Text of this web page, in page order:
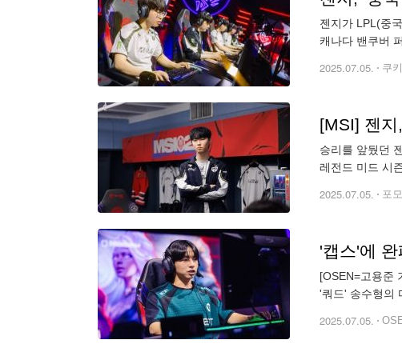
젠지가 LPL(중
캐나다 밴쿠버
2025.07.05. 쿠
[MSI] 젠
승리를 앞뒀던
레전드 미드 시
2025.07.05. 포
'캡스'에
[OSEN=고용준
'쿼드' 송수형의
2025.07.05.